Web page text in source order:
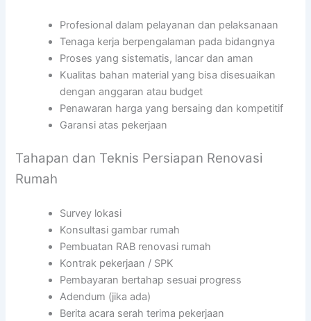
Profesional dalam pelayanan dan pelaksanaan
Tenaga kerja berpengalaman pada bidangnya
Proses yang sistematis, lancar dan aman
Kualitas bahan material yang bisa disesuaikan
dengan anggaran atau budget
Penawaran harga yang bersaing dan kompetitif
Garansi atas pekerjaan
Tahapan dan Teknis Persiapan Renovasi
Rumah
Survey lokasi
Konsultasi gambar rumah
Pembuatan RAB renovasi rumah
Kontrak pekerjaan / SPK
Pembayaran bertahap sesuai progress
Adendum (jika ada)
Berita acara serah terima pekerjaan